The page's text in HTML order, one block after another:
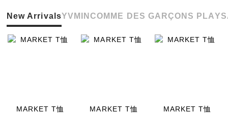
New ArrivalsYVMINCOMME DES GARÇONS PLAY
MARKET T恤 MARKET T恤 MARKET T恤